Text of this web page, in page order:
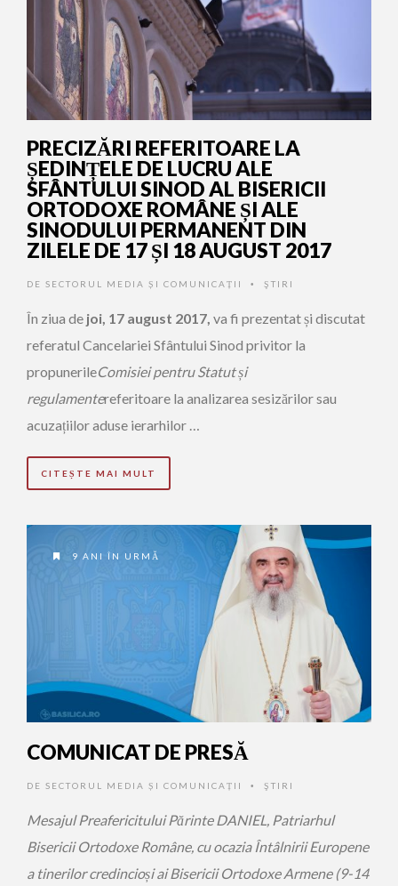
PRECIZĂRI REFERITOARE LA
ȘEDINȚELE DE LUCRU ALE
SFÂNTULUI SINOD AL BISERICII
ORTODOXE ROMÂNE ȘI ALE
SINODULUI PERMANENT DIN
ZILELE DE 17 ȘI 18 AUGUST 2017
DE SECTORUL MEDIA ȘI COMUNICAȚII • ŞTIRI
În ziua de joi, 17 august 2017, va fi prezentat și discutat
referatul Cancelariei Sfântului Sinod privitor la
propunerileComisiei pentru Statut și
regulamentereferitoare la analizarea sesizărilor sau
acuzațiilor aduse ierarhilor …
CITEȘTE MAI MULT
9 ANI ÎN URMĂ
COMUNICAT DE PRESĂ
DE SECTORUL MEDIA ȘI COMUNICAȚII • ŞTIRI
Mesajul Preafericitului Părinte DANIEL, Patriarhul
Bisericii Ortodoxe Române, cu ocazia Întâlnirii Europene
a tinerilor credincioși ai Bisericii Ortodoxe Armene (9-14